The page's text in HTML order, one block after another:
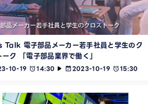
Talk 電子部品メーカー若手社員と学生のク
ーク 「電子部品業界で働く」
10-19 14:30 2023-10-19 15:30